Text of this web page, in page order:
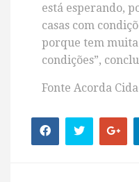
está esperando,
casas com
porque tem muita
condições”,
Fonte Acorda